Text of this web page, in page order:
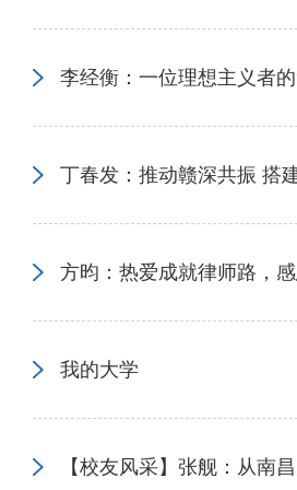
李经衡：一位理想主义者
丁春发：推动赣深共振 搭
方昀：热爱成就律师路，
我的大学
【校友风采】张舰：从南